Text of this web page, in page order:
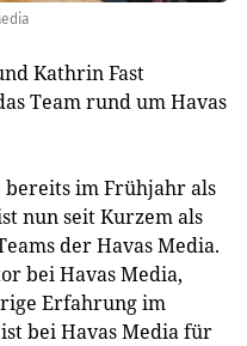
Kathrin Fast
Team rund um Havas
bereits im Frühjahr als
nun seit Kurzem als
der Havas Media.
bei Havas Media,
Erfahrung im
bei Havas Media für